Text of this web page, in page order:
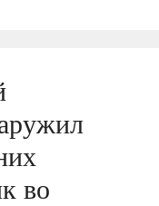
во